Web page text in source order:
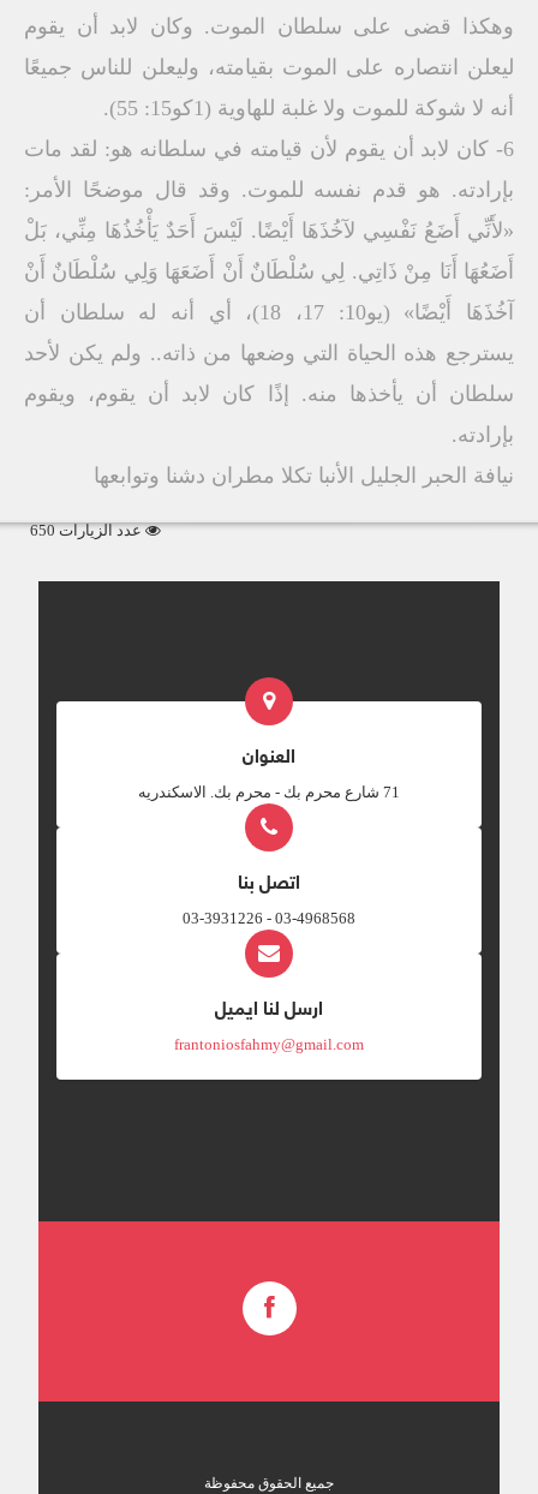
وهكذا قضى على سلطان الموت. وكان لابد أن يقوم
ليعلن انتصاره على الموت بقيامته، وليعلن للناس جميعًا
أنه لا شوكة للموت ولا غلبة للهاوية (1كو15: 55).
6- كان لابد أن يقوم لأن قيامته في سلطانه هو: لقد مات
بإرادته. هو قدم نفسه للموت. وقد قال موضحًا الأمر:
«لأَنِّي أَضَعُ نَفْسِي لآخُذَهَا أَيْضًا. لَيْسَ أَحَدٌ يَأْخُذُهَا مِنِّي، بَلْ
أَضَعُهَا أَنَا مِنْ ذَاتِي. لِي سُلْطَانٌ أَنْ أَضَعَهَا وَلِي سُلْطَانٌ أَنْ
آخُذَهَا أَيْضًا» (يو10: 17، 18)، أي أنه له سلطان أن
يسترجع هذه الحياة التي وضعها من ذاته.. ولم يكن لأحد
سلطان أن يأخذها منه. إذًا كان لابد أن يقوم، ويقوم
بإرادته.
نيافة الحبر الجليل الأنبا تكلا مطران دشنا وتوابعها
عدد الزيارات 650
العنوان
‎71 شارع محرم بك - محرم بك. الاسكندريه
اتصل بنا
03-4968568 - 03-3931226
ارسل لنا ايميل
frantoniosfahmy@gmail.com
جميع الحقوق محفوظة